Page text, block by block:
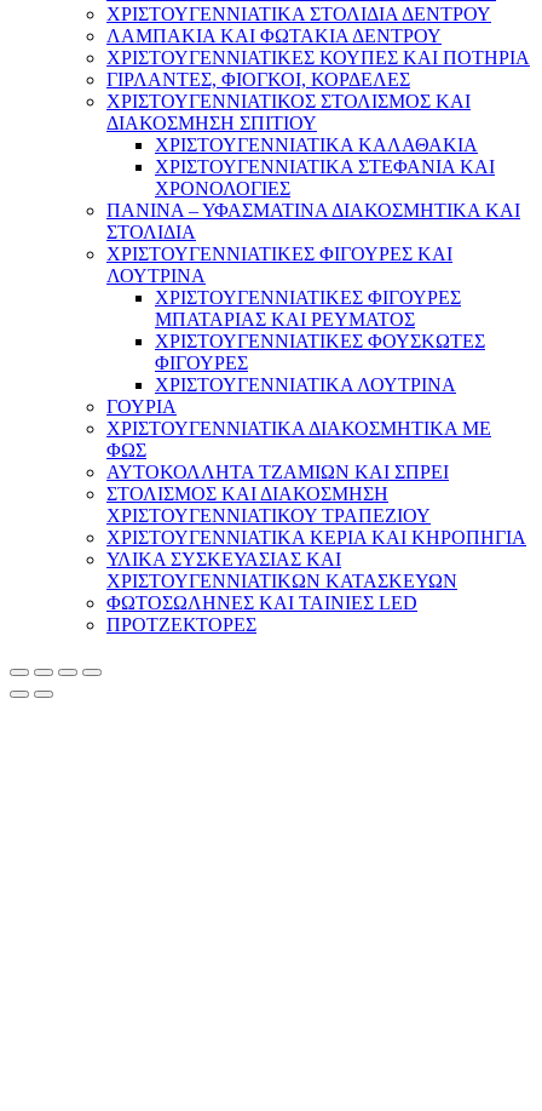
ΧΡΙΣΤΟΥΓΕΝΝΙΑΤΙΚΑ ΣΤΟΛΙΔΙΑ ΔΕΝΤΡΟΥ
ΛΑΜΠΑΚΙΑ ΚΑΙ ΦΩΤΑΚΙΑ ΔΕΝΤΡΟΥ
ΧΡΙΣΤΟΥΓΕΝΝΙΑΤΙΚΕΣ ΚΟΥΠΕΣ ΚΑΙ ΠΟΤΗΡΙΑ
ΓΙΡΛΑΝΤΕΣ, ΦΙΟΓΚΟΙ, ΚΟΡΔΕΛΕΣ
ΧΡΙΣΤΟΥΓΕΝΝΙΑΤΙΚΟΣ ΣΤΟΛΙΣΜΟΣ ΚΑΙ
ΔΙΑΚΟΣΜΗΣΗ ΣΠΙΤΙΟΥ
ΧΡΙΣΤΟΥΓΕΝΝΙΑΤΙΚΑ ΚΑΛΑΘΑΚΙΑ
ΧΡΙΣΤΟΥΓΕΝΝΙΑΤΙΚΑ ΣΤΕΦΑΝΙΑ ΚΑΙ
ΧΡΟΝΟΛΟΓΙΕΣ
ΠΑΝΙΝΑ – ΥΦΑΣΜΑΤΙΝΑ ΔΙΑΚΟΣΜΗΤΙΚΑ ΚΑΙ
ΣΤΟΛΙΔΙΑ
ΧΡΙΣΤΟΥΓΕΝΝΙΑΤΙΚΕΣ ΦΙΓΟΥΡΕΣ ΚΑΙ
ΛΟΥΤΡΙΝΑ
ΧΡΙΣΤΟΥΓΕΝΝΙΑΤΙΚΕΣ ΦΙΓΟΥΡΕΣ
ΜΠΑΤΑΡΙΑΣ ΚΑΙ ΡΕΥΜΑΤΟΣ
ΧΡΙΣΤΟΥΓΕΝΝΙΑΤΙΚΕΣ ΦΟΥΣΚΩΤΕΣ
ΦΙΓΟΥΡΕΣ
ΧΡΙΣΤΟΥΓΕΝΝΙΑΤΙΚΑ ΛΟΥΤΡΙΝΑ
ΓΟΥΡΙΑ
ΧΡΙΣΤΟΥΓΕΝΝΙΑΤΙΚΑ ΔΙΑΚΟΣΜΗΤΙΚΑ ΜΕ
ΦΩΣ
ΑΥΤΟΚΟΛΛΗΤΑ ΤΖΑΜΙΩΝ ΚΑΙ ΣΠΡΕΙ
ΣΤΟΛΙΣΜΟΣ ΚΑΙ ΔΙΑΚΟΣΜΗΣΗ
ΧΡΙΣΤΟΥΓΕΝΝΙΑΤΙΚΟΥ ΤΡΑΠΕΖΙΟΥ
ΧΡΙΣΤΟΥΓΕΝΝΙΑΤΙΚΑ ΚΕΡΙΑ ΚΑΙ ΚΗΡΟΠΗΓΙΑ
ΥΛΙΚΑ ΣΥΣΚΕΥΑΣΙΑΣ ΚΑΙ
ΧΡΙΣΤΟΥΓΕΝΝΙΑΤΙΚΩΝ ΚΑΤΑΣΚΕΥΩΝ
ΦΩΤΟΣΩΛΗΝΕΣ ΚΑΙ ΤΑΙΝΙΕΣ LED
ΠΡΟΤΖΕΚΤΟΡΕΣ